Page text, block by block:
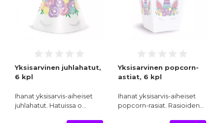
Yksisarvinen juhlahatut,
6 kpl
Ihanat yksisarvis-aiheiset
juhlahatut. Hatuissa o…
Yksisarvinen popcorn-
astiat, 6 kpl
Ihanat yksisarvis-aiheiset
popcorn-rasiat. Rasioiden…